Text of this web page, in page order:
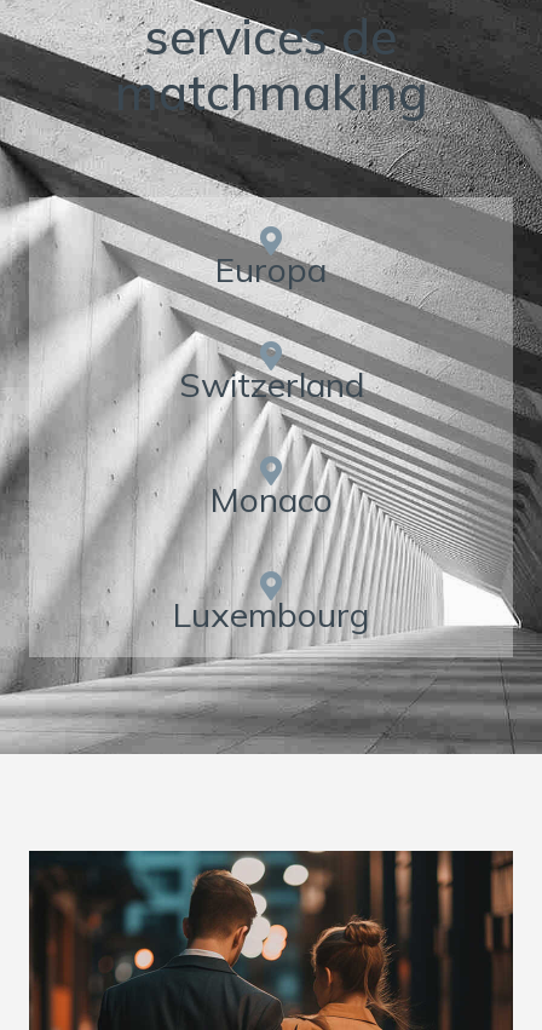
services de
matchmaking
Europa
Switzerland
Monaco
Luxembourg